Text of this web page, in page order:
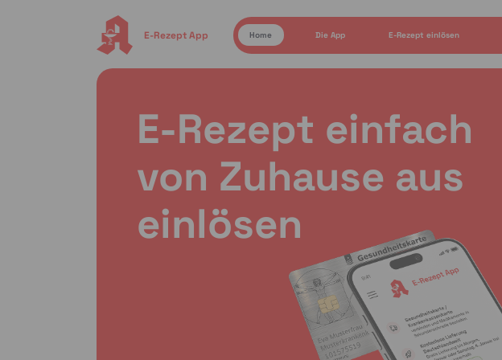
E-Rezept App Home Die App E-Rezept einlösen
E-Rezept einfach
von Zuhause aus
einlösen